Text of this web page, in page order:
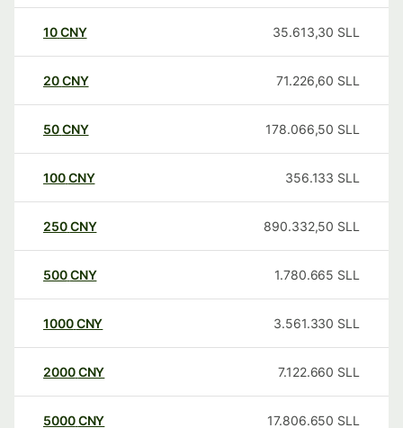
10CNY 35.613,30 SLL
20CNY 71.226,60 SLL
50CNY 178.066,50 SLL
100CNY 356.133 SLL
250CNY 890.332,50 SLL
500CNY 1.780.665 SLL
1000CNY 3.561.330 SLL
2000CNY 7.122.660 SLL
5000CNY 17.806.650 SLL